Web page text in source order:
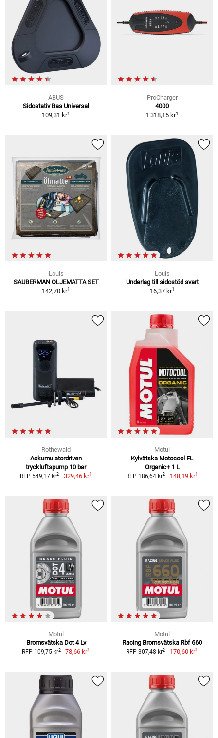
ABUS
Sidostativ Bas Universal
109,31 kr1
ProCharger
4000
1 318,15 kr1
Louis
SAUBERMAN OLJEMATTA SET
142,70 kr1
Louis
Underlag till sidostöd svart
16,37 kr1
Rothewald
Ackumulatordriven
tryckluftspump 10 bar
RFP 549,17 kr2 329,46 kr1
Motul
Kylvätska Motocool FL
Organic+ 1 L
RFP 186,64 kr2 148,19 kr1
Motul
Bromsvätska Dot 4 Lv
RFP 109,75 kr2 78,66 kr1
Motul
Racing Bromsvätska Rbf 660
RFP 307,48 kr2 170,60 kr1